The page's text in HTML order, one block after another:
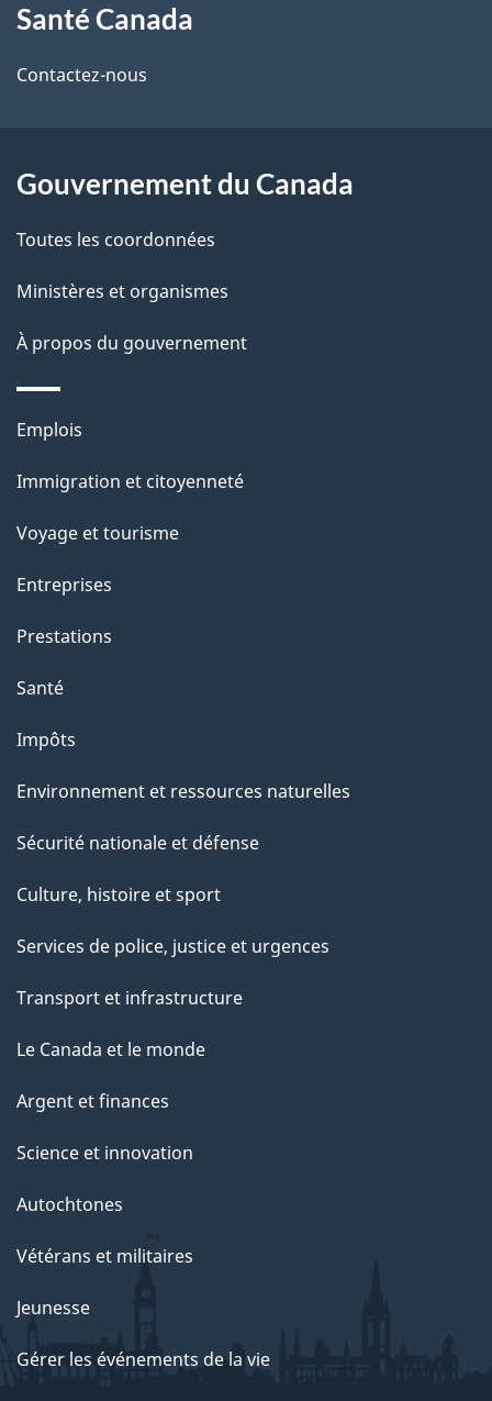
i
l
d
e
p
a
propos
de
site
Santé Canada
Contactez-nous
Gouvernement du Canada
Toutes les coordonnées
Ministères et organismes
À propos du gouvernement
Thèmes
sujets
Emplois
Immigration et citoyenneté
Voyage et tourisme
Entreprises
Prestations
Santé
Impôts
Environnement et ressources naturelles
Sécurité nationale et défense
Culture, histoire et sport
Services de police, justice et urgences
Transport et infrastructure
Le Canada et le monde
Argent et finances
Science et innovation
Autochtones
Vétérans et militaires
Jeunesse
Gérer les événements de la vie